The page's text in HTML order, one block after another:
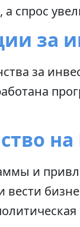
спрос
за
за
и
вести